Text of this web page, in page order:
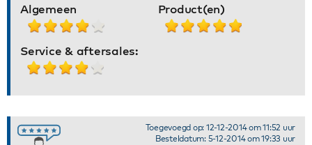
Algemeen Product(en)
Service & aftersales:
Toegevoegd op: 12-12-2014 om 11:52 uur
Besteldatum: 5-12-2014 om 19:33 uur